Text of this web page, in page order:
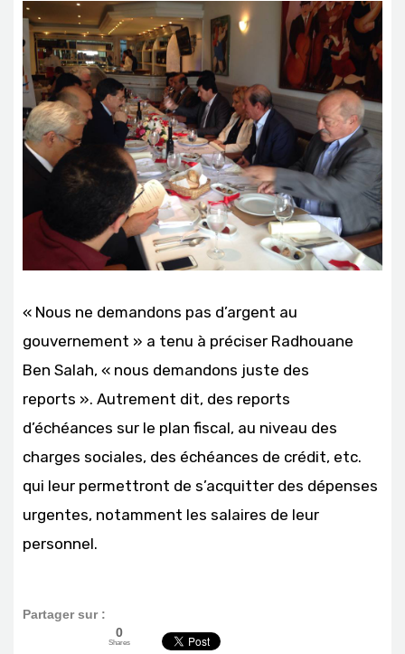
« Nous ne demandons pas d’argent au
gouvernement » a tenu à préciser Radhouane
Ben Salah, « nous demandons juste des
reports ». Autrement dit, des reports
d’échéances sur le plan fiscal, au niveau des
charges sociales, des échéances de crédit, etc.
qui leur permettront de s’acquitter des dépenses
urgentes, notamment les salaires de leur
personnel.
Partager sur :
0
Shares